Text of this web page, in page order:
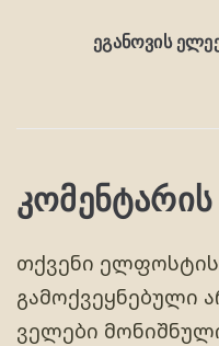
ეგანოვის
თქვენი ელფოსტის
გამოქვეყნებული
ველები